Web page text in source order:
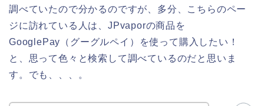
調べていたので分かるのですが、多分、こちらのペー
ジに訪れている人は、JPvaporの商品を
GooglePay（グーグルペイ）を使って購入したい！
と、思って色々と検索して調べているのだと思いま
す。でも、、、。